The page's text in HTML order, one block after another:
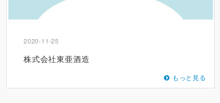
2020-11-25
株式会社東亜酒造
もっと見る